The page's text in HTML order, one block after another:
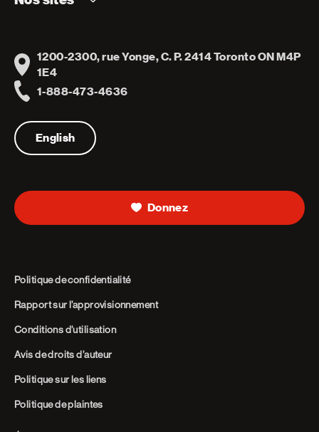
Address
1200-2300, rue Yonge, C. P. 2414 Toronto ON M4P
1E4
1-888-473-4636
English
Donnez
Politique de confidentialité
Rapport sur l’approvisionnement
Conditions d’utilisation
Avis de droits d’auteur
Politique sur les liens
Politique de plaintes